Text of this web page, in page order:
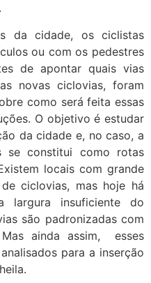
da cidade, os ciclistas
ou com os pedestres
de apontar quais vias
novas ciclovias, foram
como será feita essas
O objetivo é estudar
da cidade e, no caso, a
se constitui como rotas
locais com grande
ciclovias, mas hoje há
largura insuficiente do
são padronizadas com
ainda assim, esses
para a inserção